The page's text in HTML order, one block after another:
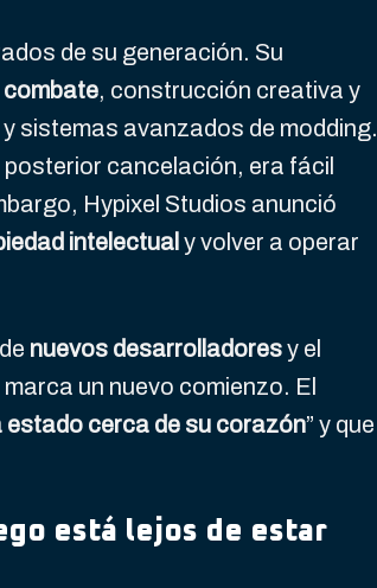
de su generación. Su
combate, construcción creativa y
sistemas avanzados de modding.
cancelación, era fácil
Hypixel Studios anunció
intelectual y volver a operar
nuevos desarrolladoresy el
un nuevo comienzo. El
estado cerca de su corazón” y que
está lejos de estar